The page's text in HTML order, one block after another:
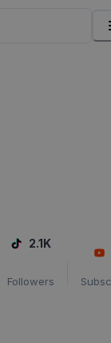
2.1K
Followers